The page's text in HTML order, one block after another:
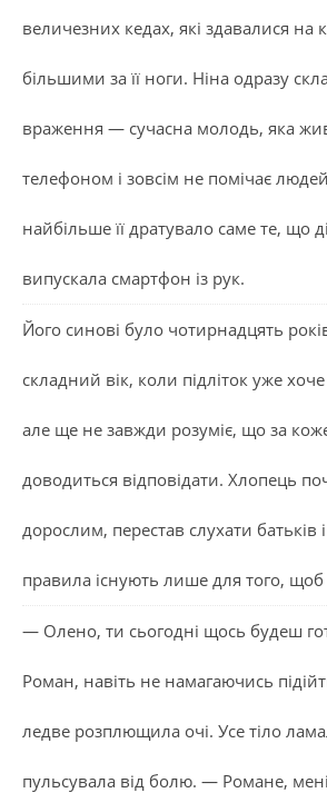
величезних кедах, які здавалися на
більшими за її ноги. Ніна одразу
враження — сучасна молодь, яка
телефоном і зовсім не помічає
найбільше її дратувало саме те, що
випускала смартфон із рук.
Його синові було чотирнадцять
складний вік, коли підліток уже хоче
але ще не завжди розуміє, що за
доводиться відповідати. Хлопець
дорослим, перестав слухати батьків
правила існують лише для того, щоб
— Олено, ти сьогодні щось будеш
Роман, навіть не намагаючись
ледве розплющила очі. Усе тіло
пульсувала від болю. — Романе,